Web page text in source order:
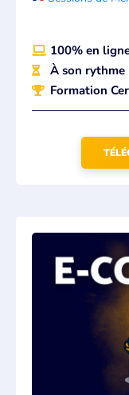
100% en
À son rythme
Formation